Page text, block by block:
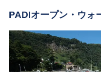
PADIオープン・ウォ